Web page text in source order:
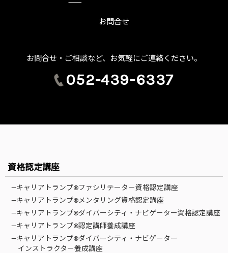
お問合せ
お問合せ・ご相談など、お気軽にご連絡ください。
052-439-6337
資格認定講座
—キャリアトランプ®ファシリテーター資格認定講座
—キャリアトランプ®メンタリング資格認定講座
—キャリアトランプ®ダイバーシティ・ナビゲーター資格認定講座
—キャリアトランプ®認定講師養成講座
—キャリアトランプ®ダイバーシティ・ナビゲーター
インストラクター養成講座